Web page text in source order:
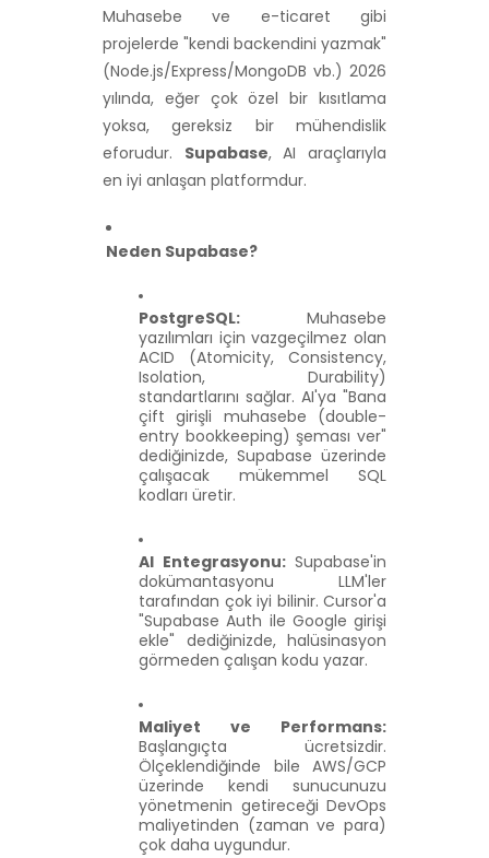
Muhasebe ve e-ticaret gibi
projelerde "kendi backendini yazmak"
(Node.js/Express/MongoDB vb.) 2026
yılında, eğer çok özel bir kısıtlama
yoksa, gereksiz bir mühendislik
eforudur. Supabase, AI araçlarıyla
en iyi anlaşan platformdur.
Neden Supabase?
PostgreSQL: Muhasebe
yazılımları için vazgeçilmez olan
ACID (Atomicity, Consistency,
Isolation, Durability)
standartlarını sağlar. AI'ya "Bana
çift girişli muhasebe (double-
entry bookkeeping) şeması ver"
dediğinizde, Supabase üzerinde
çalışacak mükemmel SQL
kodları üretir.
AI Entegrasyonu:Supabase'in
dokümantasyonu LLM'ler
tarafından çok iyi bilinir. Cursor'a
"Supabase Auth ile Google girişi
ekle" dediğinizde, halüsinasyon
görmeden çalışan kodu yazar.
Maliyet ve Performans:
Başlangıçta ücretsizdir.
Ölçeklendiğinde bile AWS/GCP
üzerinde kendi sunucunuzu
yönetmenin getireceği DevOps
maliyetinden (zaman ve para)
çok daha uygundur.